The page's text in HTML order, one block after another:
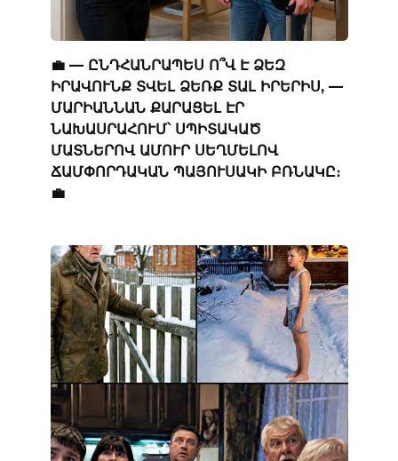
💼 — ԸՆԴՀԱՆՐԱՊԵՍ Ո՞Վ Է ՁԵԶ
ԻՐԱՎՈՒՆՔ ՏՎԵԼ ՁԵՌՔ ՏԱԼ ԻՐԵՐԻՍ, —
ՄԱՐԻԱՆՆԱՆ ՔԱՐԱՑԵԼ ԷՐ
ՆԱԽԱՍՐԱՀՈՒՄ՝ ՍՊԻՏԱԿԱԾ
ՄԱՏՆԵՐՈՎ ԱՄՈՒՐ ՍԵՂՄԵԼՈՎ
ՃԱՄՓՈՐԴԱԿԱՆ ՊԱՅՈՒՍԱԿԻ ԲՌՆԱԿԸ։
💼